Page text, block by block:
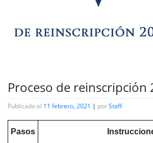
Proceso de reinscripción
Publicado el 11 febrero, 2021 | porStaff
Pasos